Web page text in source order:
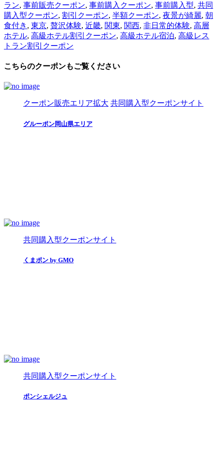
ラン, 事前販売クーポン, 事前購入クーポン, 事前購入型, 共同
購入型クーポン, 割引クーポン, 半額クーポン, 夜景が綺麗, 朝
食付き , 東京, 贅沢体験, 近畿, 関東, 関西, 非日常的体験, 高層
ホテル, 高級ホテル割引クーポン, 高級ホテル宿泊, 高級レス
トラン割引クーポン
こちらのクーポンもご覧ください
クーポン販売エリア拡大 共同購入型クーポンサイト
グルーポン岡山県エリア
共同購入型クーポンサイト
くまポン by GMO
共同購入型クーポンサイト
ポンシェルジュ